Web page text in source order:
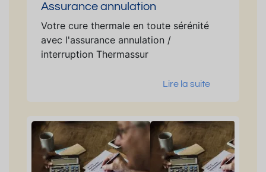
Assurance annulation
Votre cure thermale en toute sérénité
avec l'assurance annulation /
interruption Thermassur
Lire la suite